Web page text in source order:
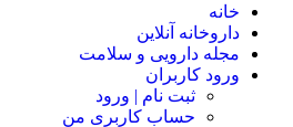
خانه
داروخانه آنلاین
مجله دارویی و سلامت
ورود کاربران
ثبت نام | ورود
حساب کاربری من